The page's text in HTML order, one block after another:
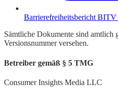
Barrierefreiheitsbericht BITV
Sämtliche Dokumente sind amtlich
Versionsnummer versehen.
Betreiber gemäß § 5 TMG
Consumer Insights Media LLC